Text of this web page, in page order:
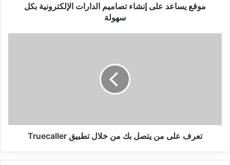
موقع يساعد على إنشاء تصاميم الدارات الإلكترونية بكل
سهولة
Truecaller
تعرف على من يتصل بك من خلال تطبيق Truecaller